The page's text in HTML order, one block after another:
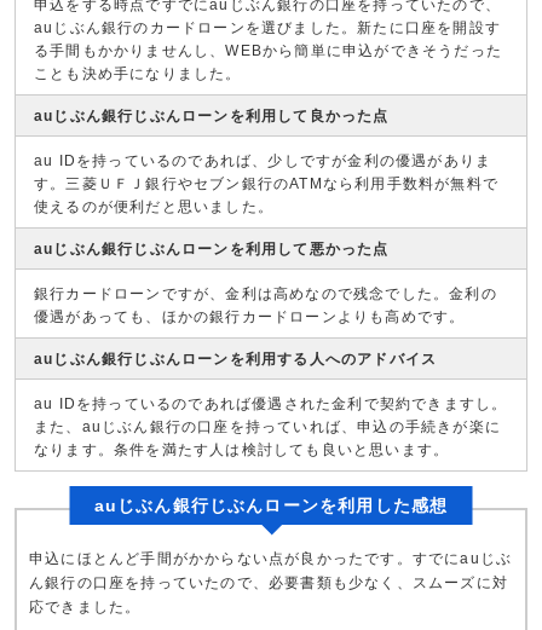
申込をする時点ですでにauじぶん銀行の口座を持っていたので、
auじぶん銀行のカードローンを選びました。新たに口座を開設す
る手間もかかりませんし、WEBから簡単に申込ができそうだった
ことも決め手になりました。
auじぶん銀行じぶんローンを利用して良かった点
au IDを持っているのであれば、少しですが金利の優遇がありま
す。三菱ＵＦＪ銀行やセブン銀行のATMなら利用手数料が無料で
使えるのが便利だと思いました。
auじぶん銀行じぶんローンを利用して悪かった点
銀行カードローンですが、金利は高めなので残念でした。金利の
優遇があっても、ほかの銀行カードローンよりも高めです。
auじぶん銀行じぶんローンを利用する人へのアドバイス
au IDを持っているのであれば優遇された金利で契約できますし。
また、auじぶん銀行の口座を持っていれば、申込の手続きが楽に
なります。条件を満たす人は検討しても良いと思います。
auじぶん銀行じぶんローンを利用した感想
申込にほとんど手間がかからない点が良かったです。すでにauじぶ
ん銀行の口座を持っていたので、必要書類も少なく、スムーズに対
応できました。